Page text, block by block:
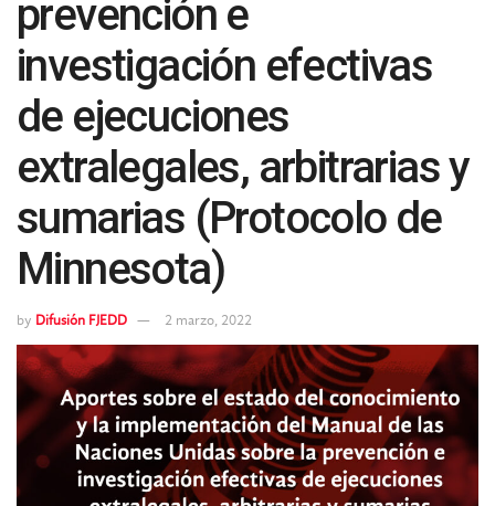
prevención e
investigación efectivas
de ejecuciones
extralegales, arbitrarias y
sumarias (Protocolo de
Minnesota)
by Difusión FJEDD 2 marzo, 2022